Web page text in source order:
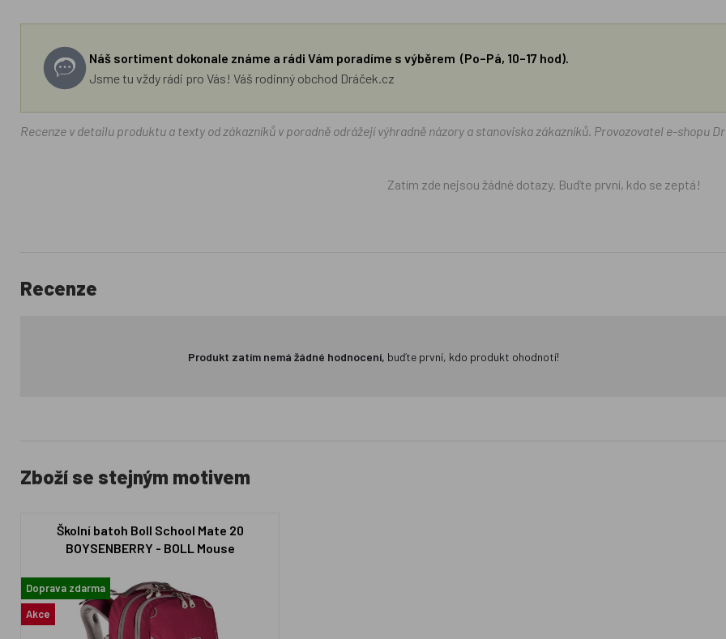
Náš sortiment dokonale známe a rádi Vám poradíme s výběrem (Po–Pá, 10–17 hod).
Jsme tu vždy rádi pro Vás! Váš rodinný obchod Dráček.cz
Recenze v detailu produktu a texty od zákazníků v poradně odrážejí výhradně názory a stanoviska zákazníků. Provozovatel e-shopu
Zatím zde nejsou žádné dotazy. Buďte první, kdo se zeptá!
Recenze
Produkt zatím nemá žádné hodnocení, buďte první, kdo produkt ohodnotí!
Zboží se stejným motivem
Školní batoh Boll School Mate 20
BOYSENBERRY - BOLL Mouse
Doprava zdarma
Akce